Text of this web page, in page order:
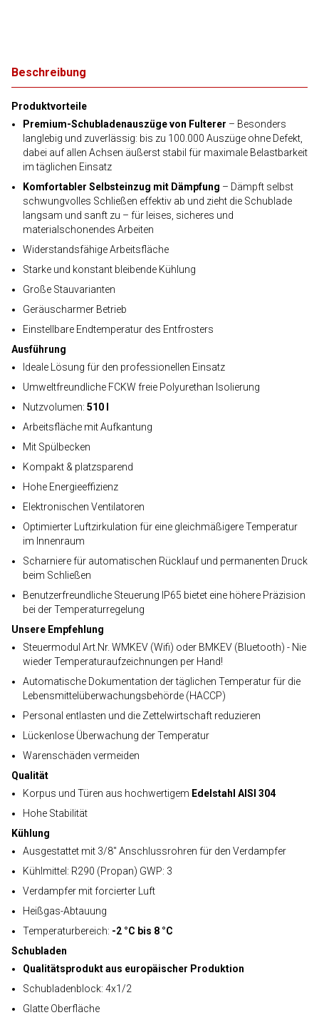
Beschreibung
Produktvorteile
Premium-Schubladenauszüge von Fulterer – Besonders
langlebig und zuverlässig: bis zu 100.000 Auszüge ohne Defekt,
dabei auf allen Achsen äußerst stabil für maximale Belastbarkeit
im täglichen Einsatz
Komfortabler Selbsteinzug mit Dämpfung – Dämpft selbst
schwungvolles Schließen effektiv ab und zieht die Schublade
langsam und sanft zu – für leises, sicheres und
materialschonendes Arbeiten
Widerstandsfähige Arbeitsfläche
Starke und konstant bleibende Kühlung
Große Stauvarianten
Geräuscharmer Betrieb
Einstellbare Endtemperatur des Entfrosters
Ausführung
Ideale Lösung für den professionellen Einsatz
Umweltfreundliche FCKW freie Polyurethan Isolierung
Nutzvolumen: 510 l
Arbeitsfläche mit Aufkantung
Mit Spülbecken
Kompakt & platzsparend
Hohe Energieeffizienz
Elektronischen Ventilatoren
Optimierter Luftzirkulation für eine gleichmäßigere Temperatur
im Innenraum
Scharniere für automatischen Rücklauf und permanenten Druck
beim Schließen
Benutzerfreundliche Steuerung IP65 bietet eine höhere Präzision
bei der Temperaturregelung
Unsere Empfehlung
Steuermodul Art.Nr. WMKEV (Wifi) oder BMKEV (Bluetooth) - Nie
wieder Temperaturaufzeichnungen per Hand!
Automatische Dokumentation der täglichen Temperatur für die
Lebensmittelüberwachungsbehörde (HACCP)
Personal entlasten und die Zettelwirtschaft reduzieren
Lückenlose Überwachung der Temperatur
Warenschäden vermeiden
Qualität
Korpus und Türen aus hochwertigem Edelstahl AISI 304
Hohe Stabilität
Kühlung
Ausgestattet mit 3/8" Anschlussrohren für den Verdampfer
Kühlmittel: R290 (Propan) GWP: 3
Verdampfer mit forcierter Luft
Heißgas-Abtauung
Temperaturbereich: -2 °C bis 8 °C
Schubladen
Qualitätsprodukt aus europäischer Produktion
Schubladenblock: 4x1/2
Glatte Oberfläche